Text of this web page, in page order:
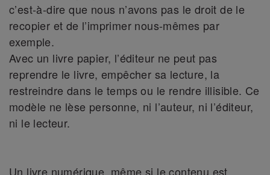
c’est-à-dire que nous n’avons pas le droit de le
recopier et de l’imprimer nous-mêmes par
exemple.
Avec un livre papier, l’éditeur ne peut pas
reprendre le livre, empêcher sa lecture, la
restreindre dans le temps ou le rendre illisible. Ce
modèle ne lèse personne, ni l’auteur, ni l’éditeur,
ni le lecteur.
Un livre numérique, même si le contenu est